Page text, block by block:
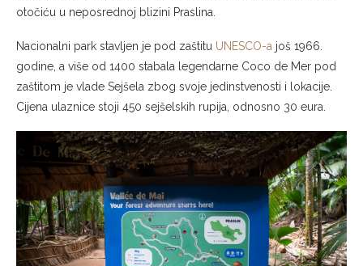
otočiću u neposrednoj blizini Praslina.
Nacionalni park stavljen je pod zaštitu UNESCO-a još 1966.
godine, a više od 1400 stabala legendarne Coco de Mer pod
zaštitom je vlade Sejšela zbog svoje jedinstvenosti i lokacije.
Cijena ulaznice stoji 450 sejšelskih rupija, odnosno 30 eura.